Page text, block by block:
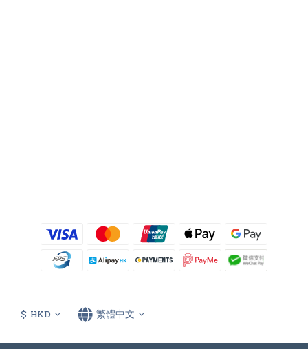
$ HKD 繁體中文